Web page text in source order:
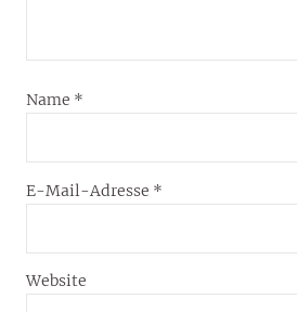
Name *
E-Mail-Adresse *
Website